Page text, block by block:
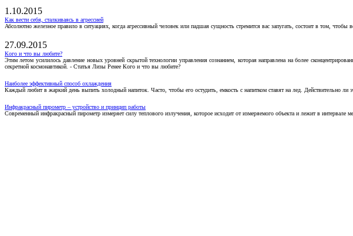
1.10.2015
Как вести себя, сталкиваясь в агрессией
Абсолютно железное правило в ситуациях, когда агрессивный человек или падшая сущность стремится вас запугать, состоит в том,
27.09.2015
Кого и что вы любите?
Этим летом усилилось давление новых уровней скрытой технологии управления сознанием, которая направлена на более
секретной космонавтикой. - Статья Лизы Ренее Кого и что вы любите?
Наиболее эффективный способ охлаждения
Каждый любит в жаркий день выпить холодный напиток. Часто, чтобы его остудить, емкость с напитком ставят на лед. Действительно ли
Инфракрасный пирометр – устройство и принцип работы
Современный инфракрасный пирометр измеряет силу теплового излучения, которое исходит от измеряемого объекта и лежит в интервале